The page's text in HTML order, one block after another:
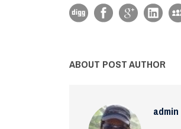
ABOUT POST AUTHOR
admin